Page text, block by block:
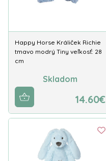
Happy Horse Králiček Richie
tmavo modrý Tiny veľkosť: 28
cm
Skladom
14.60€